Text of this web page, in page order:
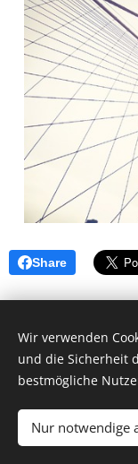
Share
© 2026 by
All
Wir verwenden
und die Sicherheit
bestmögliche
Nur notwendige